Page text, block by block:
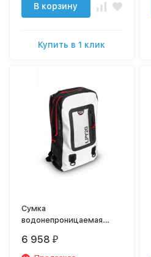
В корзину
Купить в 1 клик
Сумка
водонепроницаемая
white
6 958 ₽